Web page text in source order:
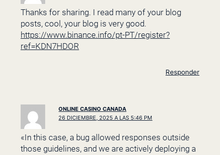
Thanks for sharing. I read many of your blog
posts, cool, your blog is very good.
https://www.binance.info/pt-PT/register?
ref=KDN7HDOR
Responder
ONLINE CASINO CANADA
26 DICIEMBRE, 2025 A LAS 5:46 PM
«In this case, a bug allowed responses outside
those guidelines, and we are actively deploying a